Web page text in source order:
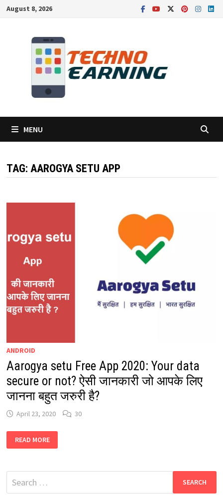
SkipAugust 8, 2026
MENU
TAG: AAROGYA SETU APP
ANDROID
Aarogya setu Free App 2020: Your data
secure or not? ऐसी जानकारी जो आपके लिए
जानना बहुत जरुरी है?
April 23, 2020 30
SETU
FREE
YOUR
SECURE
OR
READ MORE
Search
for: